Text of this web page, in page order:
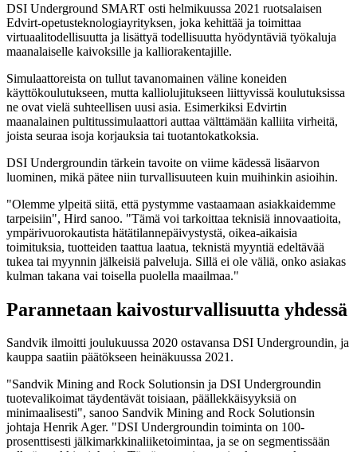
DSI Underground SMART osti helmikuussa 2021 ruotsalaisen
Edvirt-opetusteknologiayrityksen, joka kehittää ja toimittaa
virtuaalitodellisuutta ja lisättyä todellisuutta hyödyntäviä työkaluja
maanalaiselle kaivoksille ja kalliorakentajille.
Simulaattoreista on tullut tavanomainen väline koneiden
käyttökoulutukseen, mutta kalliolujitukseen liittyvissä koulutuksissa
ne ovat vielä suhteellisen uusi asia. Esimerkiksi Edvirtin
maanalainen pultitussimulaattori auttaa välttämään kalliita virheitä,
joista seuraa isoja korjauksia tai tuotantokatkoksia.
DSI Undergroundin tärkein tavoite on viime kädessä lisäarvon
luominen, mikä pätee niin turvallisuuteen kuin muihinkin asioihin.
"Olemme ylpeitä siitä, että pystymme vastaamaan asiakkaidemme
tarpeisiin", Hird sanoo. "Tämä voi tarkoittaa teknisiä innovaatioita,
ympärivuorokautista hätätilannepäivystystä, oikea-aikaisia
toimituksia, tuotteiden taattua laatua, teknistä myyntiä edeltävää
tukea tai myynnin jälkeisiä palveluja. Sillä ei ole väliä, onko asiakas
kulman takana vai toisella puolella maailmaa."
Parannetaan kaivosturvallisuutta yhdessä
Sandvik ilmoitti joulukuussa 2020 ostavansa DSI Undergroundin, ja
kauppa saatiin päätökseen heinäkuussa 2021.
"Sandvik Mining and Rock Solutionsin ja DSI Undergroundin
tuotevalikoimat täydentävät toisiaan, päällekkäisyyksiä on
minimaalisesti", sanoo Sandvik Mining and Rock Solutionsin
johtaja Henrik Ager. "DSI Undergroundin toiminta on 100-
prosenttisesti jälkimarkkinaliiketoimintaa, ja se on segmentissään